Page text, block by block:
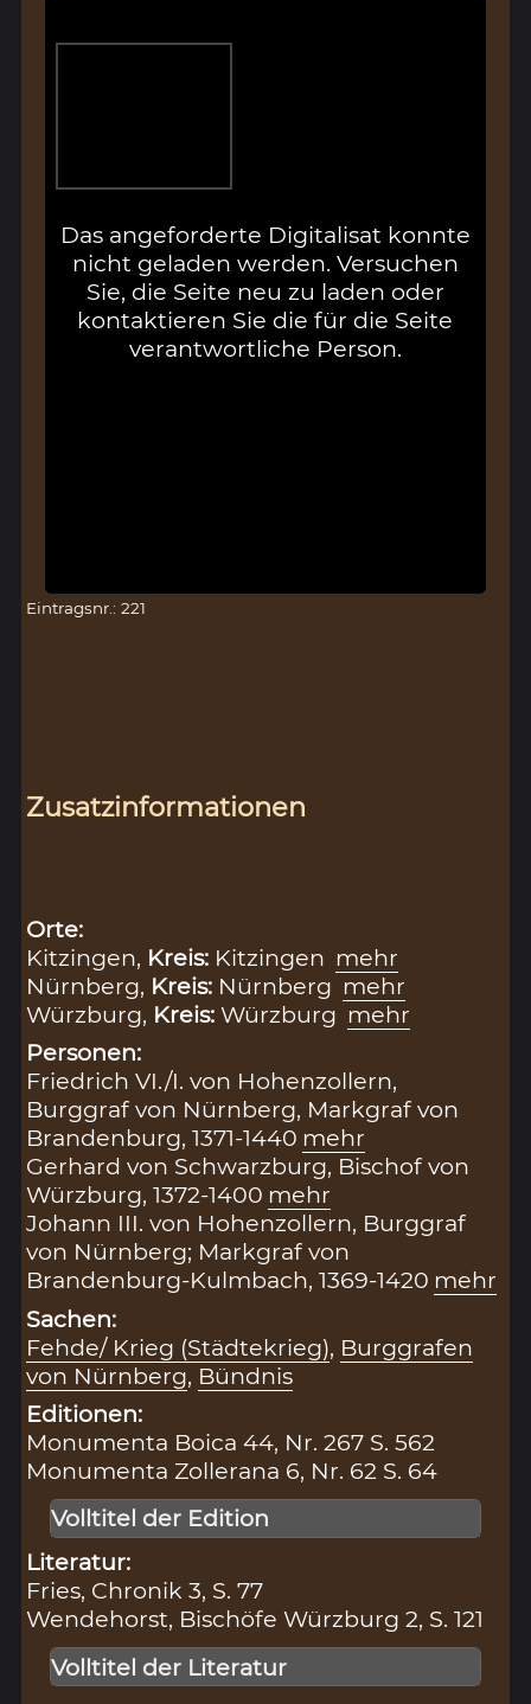
Das angeforderte Digitalisat konnte
nicht geladen werden. Versuchen
Sie, die Seite neu zu laden oder
kontaktieren Sie die für die Seite
verantwortliche Person.
Eintragsnr.: 221
Zusatzinformationen
Orte:
Kitzingen, Kreis: Kitzingen mehr
Nürnberg, Kreis: Nürnberg mehr
Würzburg, Kreis:Würzburg mehr
Personen:
Friedrich VI./I. von Hohenzollern,
Burggraf von Nürnberg, Markgraf von
Brandenburg, 1371-1440 mehr
Gerhard von Schwarzburg, Bischof von
Würzburg, 1372-1400 mehr
Johann III. von Hohenzollern, Burggraf
von Nürnberg; Markgraf von
Brandenburg-Kulmbach, 1369-1420 mehr
Sachen:
Fehde/ Krieg (Städtekrieg), Burggrafen
von Nürnberg, Bündnis
Editionen:
Monumenta Boica 44, Nr. 267 S. 562
Monumenta Zollerana 6, Nr. 62 S. 64
Volltitel der Edition
Literatur:
Fries, Chronik 3, S. 77
Wendehorst, Bischöfe Würzburg 2, S. 121
Volltitel der Literatur